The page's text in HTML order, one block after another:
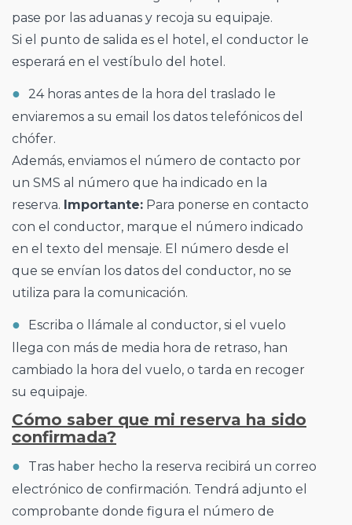
pase por las aduanas y recoja su equipaje.
Si el punto de salida es el hotel, el conductor le
esperará en el vestíbulo del hotel.
24 horas antes de la hora del traslado le
enviaremos a su email los datos telefónicos del
chófer.
Además, enviamos el número de contacto por
un SMS al número que ha indicado en la
reserva. Importante: Para ponerse en contacto
con el conductor, marque el número indicado
en el texto del mensaje. El número desde el
que se envían los datos del conductor, no se
utiliza para la comunicación.
Escriba o llámale al conductor, si el vuelo
llega con más de media hora de retraso, han
cambiado la hora del vuelo, o tarda en recoger
su equipaje.
Cómo saber que mi reserva ha sido
confirmada?
Tras haber hecho la reserva recibirá un correo
electrónico de confirmación. Tendrá adjunto el
comprobante donde figura el número de